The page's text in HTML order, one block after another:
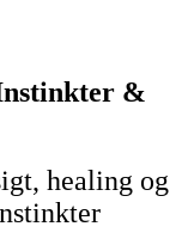
&
healing og